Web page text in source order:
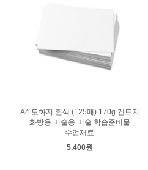
A4 도화지 흰색 (125매) 170g 켄트지
화방용 미술용 미술 학습준비물
수업재료
5,400원